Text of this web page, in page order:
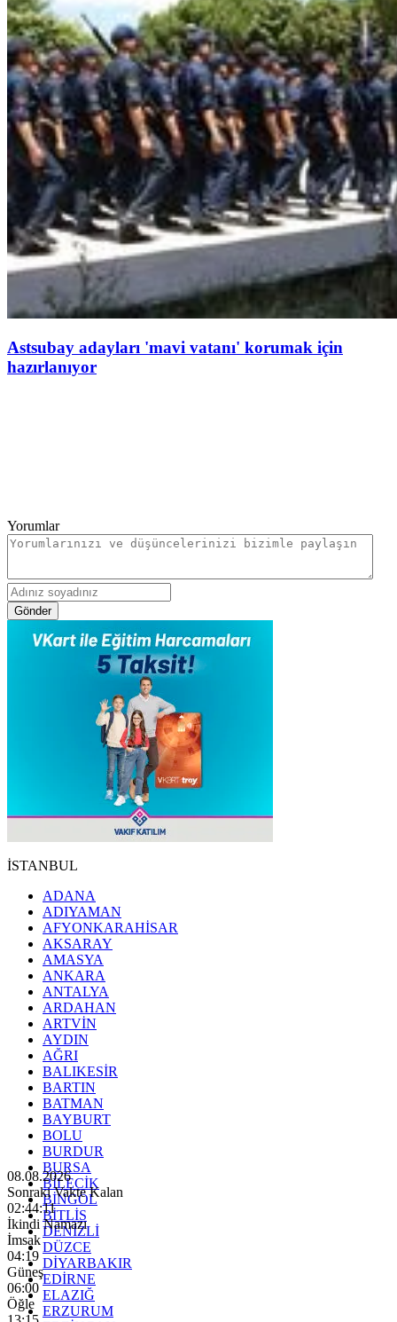
Astsubay adayları 'mavi vatanı' korumak için
hazırlanıyor
Yorumlar
Gönder
İSTANBUL
ADANA
ADIYAMAN
AFYONKARAHİSAR
AKSARAY
AMASYA
ANKARA
ANTALYA
ARDAHAN
ARTVİN
AYDIN
AĞRI
BALIKESİR
BARTIN
BATMAN
BAYBURT
BOLU
BURDUR
BURSA
BİLECİK
BİNGÖL
BİTLİS
DENİZLİ
DÜZCE
DİYARBAKIR
EDİRNE
ELAZIĞ
ERZURUM
08.08.2026
Sonraki Vakte Kalan
02:44:09
İkindi Namazı
İmsak
04:19
Güneş
06:00
Öğle